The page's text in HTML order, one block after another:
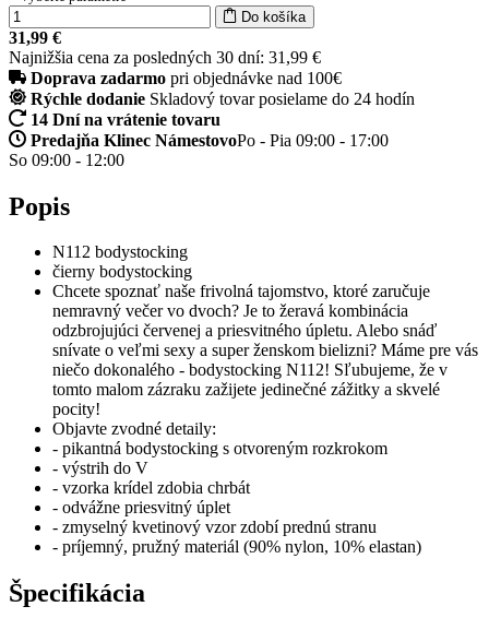
Do košíka
31,99 €
Najnižšia cena za posledných 30 dní: 31,99 €
Doprava zadarmo pri objednávke nad 100€
Rýchle dodanie Skladový tovar posielame do 24 hodín
14 Dní na vrátenie tovaru
Predajňa Klinec NámestovoPo - Pia 09:00 - 17:00
So 09:00 - 12:00
Popis
N112 bodystocking
čierny bodystocking
Chcete spoznať naše frivolná tajomstvo, ktoré zaručuje
nemravný večer vo dvoch? Je to žeravá kombinácia
odzbrojujúci červenej a priesvitného úpletu. Alebo snáď
snívate o veľmi sexy a super ženskom bielizni? Máme pre vás
niečo dokonalého - bodystocking N112! Sľubujeme, že v
tomto malom zázraku zažijete jedinečné zážitky a skvelé
pocity!
Objavte zvodné detaily:
- pikantná bodystocking s otvoreným rozkrokom
- výstrih do V
- vzorka krídel zdobia chrbát
- odvážne priesvitný úplet
- zmyselný kvetinový vzor zdobí prednú stranu
- príjemný, pružný materiál (90% nylon, 10% elastan)
Špecifikácia